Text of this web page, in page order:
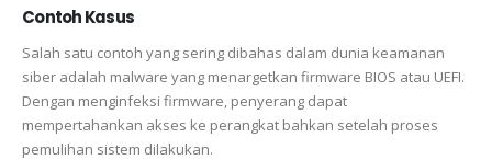
Contoh Kasus
Salah satu contoh yang sering dibahas dalam dunia keamanan
siber adalah malware yang menargetkan firmware BIOS atau UEFI.
Dengan menginfeksi firmware, penyerang dapat
mempertahankan akses ke perangkat bahkan setelah proses
pemulihan sistem dilakukan.